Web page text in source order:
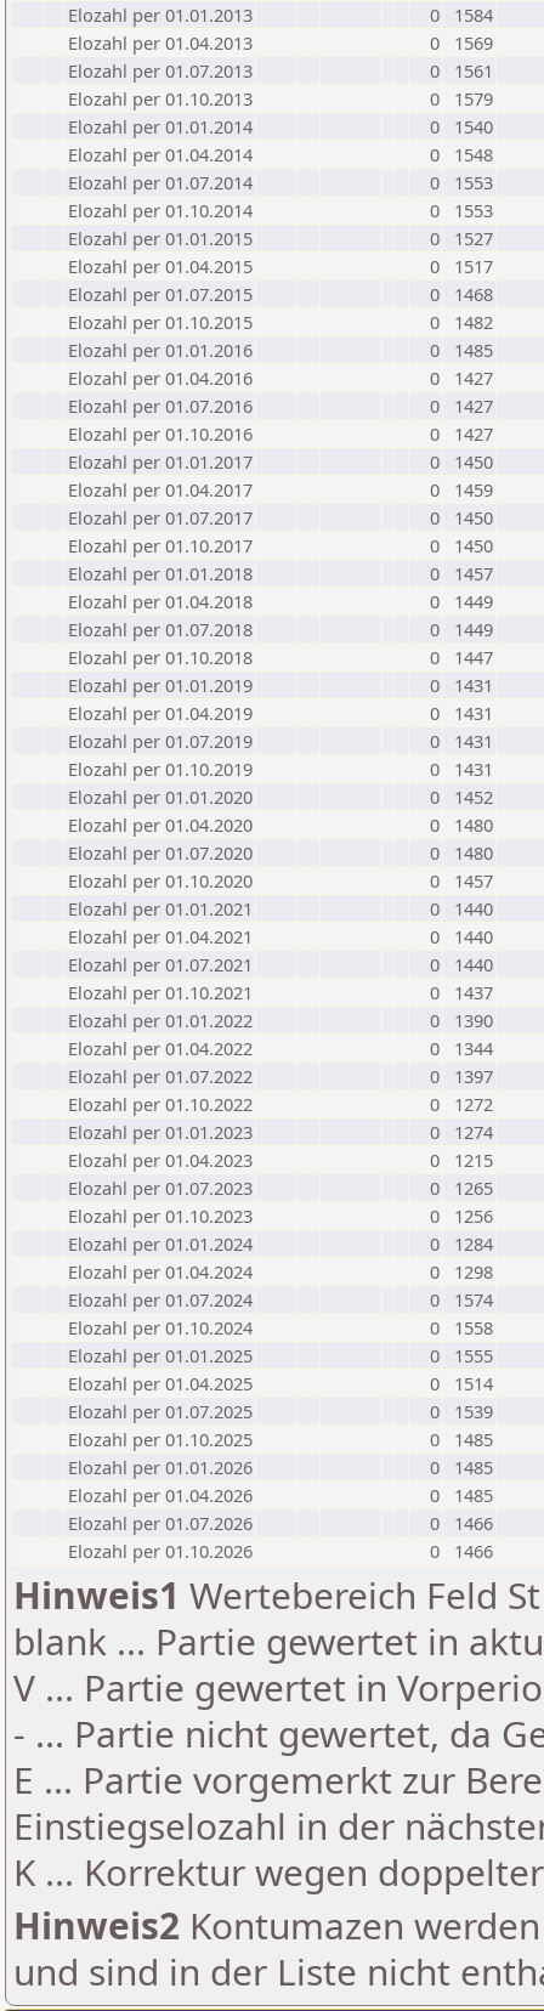
Elozahl per 01.01.2013
0
1584
Elozahl per 01.04.2013
0
1569
Elozahl per 01.07.2013
0
1561
Elozahl per 01.10.2013
0
1579
Elozahl per 01.01.2014
0
1540
Elozahl per 01.04.2014
0
1548
Elozahl per 01.07.2014
0
1553
Elozahl per 01.10.2014
0
1553
Elozahl per 01.01.2015
0
1527
Elozahl per 01.04.2015
0
1517
Elozahl per 01.07.2015
0
1468
Elozahl per 01.10.2015
0
1482
Elozahl per 01.01.2016
0
1485
Elozahl per 01.04.2016
0
1427
Elozahl per 01.07.2016
0
1427
Elozahl per 01.10.2016
0
1427
Elozahl per 01.01.2017
0
1450
Elozahl per 01.04.2017
0
1459
Elozahl per 01.07.2017
0
1450
Elozahl per 01.10.2017
0
1450
Elozahl per 01.01.2018
0
1457
Elozahl per 01.04.2018
0
1449
Elozahl per 01.07.2018
0
1449
Elozahl per 01.10.2018
0
1447
Elozahl per 01.01.2019
0
1431
Elozahl per 01.04.2019
0
1431
Elozahl per 01.07.2019
0
1431
Elozahl per 01.10.2019
0
1431
Elozahl per 01.01.2020
0
1452
Elozahl per 01.04.2020
0
1480
Elozahl per 01.07.2020
0
1480
Elozahl per 01.10.2020
0
1457
Elozahl per 01.01.2021
0
1440
Elozahl per 01.04.2021
0
1440
Elozahl per 01.07.2021
0
1440
Elozahl per 01.10.2021
0
1437
Elozahl per 01.01.2022
0
1390
Elozahl per 01.04.2022
0
1344
Elozahl per 01.07.2022
0
1397
Elozahl per 01.10.2022
0
1272
Elozahl per 01.01.2023
0
1274
Elozahl per 01.04.2023
0
1215
Elozahl per 01.07.2023
0
1265
Elozahl per 01.10.2023
0
1256
Elozahl per 01.01.2024
0
1284
Elozahl per 01.04.2024
0
1298
Elozahl per 01.07.2024
0
1574
Elozahl per 01.10.2024
0
1558
Elozahl per 01.01.2025
0
1555
Elozahl per 01.04.2025
0
1514
Elozahl per 01.07.2025
0
1539
Elozahl per 01.10.2025
0
1485
Elozahl per 01.01.2026
0
1485
Elozahl per 01.04.2026
0
1485
Elozahl per 01.07.2026
0
1466
Elozahl per 01.10.2026
0 1466
Hinweis1 Wertebereich Feld
blank ... Partie gewertet in
V ... Partie gewertet in
- ... Partie nicht gewertet, da
E ... Partie vorgemerkt zur
Einstiegselozahl in der
K ... Korrektur wegen
Hinweis2 Kontumazen
und sind in der Liste nicht